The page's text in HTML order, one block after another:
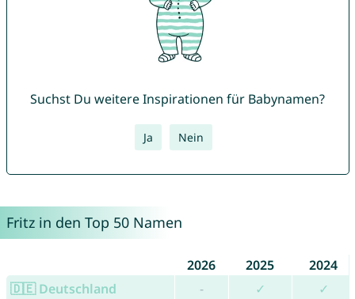
Suchst Du weitere Inspirationen für Babynamen?
Ja Nein
Fritz in den Top 50 Namen
2026 2025
2024
🇩🇪 Deutschland
- ✓ ✓